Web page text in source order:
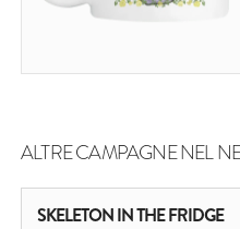
ALTRE CAMPAGNE NEL
SKELETON IN THE FRIDGE